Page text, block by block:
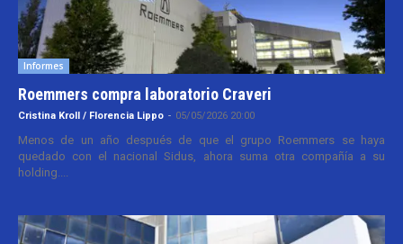
Informes
Roemmers compra laboratorio Craveri
Cristina Kroll / Florencia Lippo - 05/05/2026 20:00
Menos de un año después de que el grupo Roemmers se haya
quedado con el nacional Sidus, ahora suma otra compañía a su
holding....